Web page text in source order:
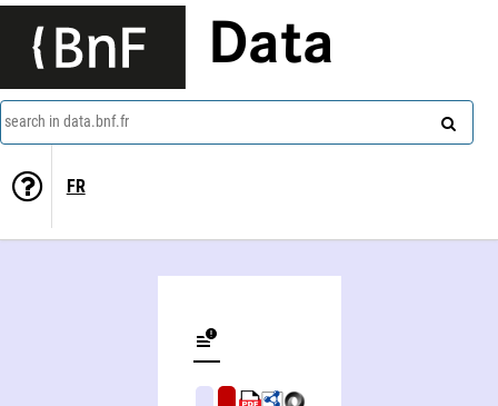
Data
search in data.bnf.fr
FR